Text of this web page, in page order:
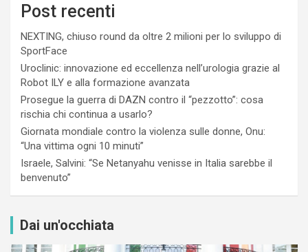
Post recenti
NEXTING, chiuso round da oltre 2 milioni per lo sviluppo di
SportFace
Uroclinic: innovazione ed eccellenza nell’urologia grazie al
Robot ILY e alla formazione avanzata
Prosegue la guerra di DAZN contro il “pezzotto”: cosa
rischia chi continua a usarlo?
Giornata mondiale contro la violenza sulle donne, Onu:
“Una vittima ogni 10 minuti”
Israele, Salvini: “Se Netanyahu venisse in Italia sarebbe il
benvenuto”
Dai un'occhiata